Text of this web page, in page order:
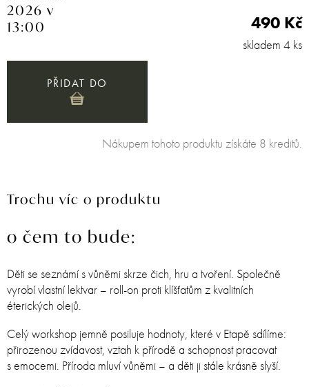
2026 v
13:00
490 Kč
skladem 4 ks
PŘIDAT DO
Nákupem tohoto produktu získáte 8 kreditů.
Trochu víc o produktu
o čem to bude:
Děti se seznámí s vůněmi skrze čich, hru a tvoření. Společně
vyrobí vlastní lektvar – roll-on proti klíšťatům z kvalitních
éterických olejů.
Celý workshop jemně posiluje hodnoty, které v Etapě sdílíme:
přirozenou zvídavost, vztah k přírodě a schopnost pracovat
s emocemi. Příroda mluví vůněmi – a děti ji stále krásně slyší.